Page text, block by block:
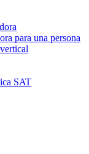
para una persona
SAT